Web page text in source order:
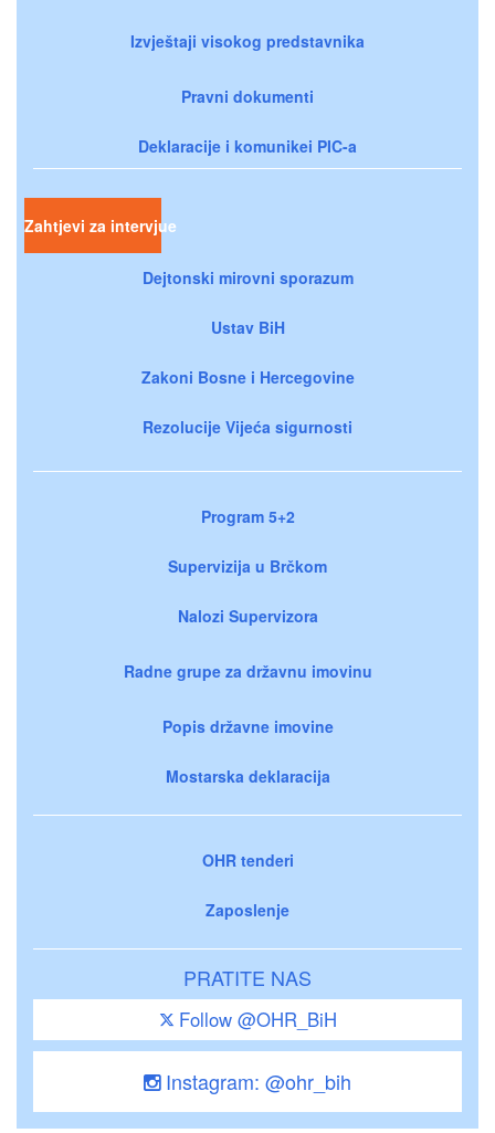
Izvještaji visokog predstavnika
Pravni dokumenti
Deklaracije i komunikei PIC-a
Zahtjevi za intervjue
Dejtonski mirovni sporazum
Ustav BiH
Zakoni Bosne i Hercegovine
Rezolucije Vijeća sigurnosti
Program 5+2
Supervizija u Brčkom
Nalozi Supervizora
Radne grupe za državnu imovinu
Popis državne imovine
Mostarska deklaracija
OHR tenderi
Zaposlenje
PRATITE NAS
Follow @OHR_BiH
Instagram: @ohr_bih